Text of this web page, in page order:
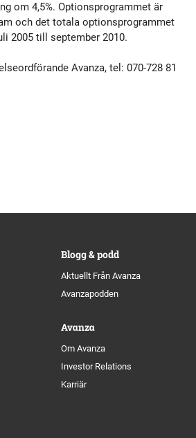
om 4,5%. Optionsprogrammet är
och det totala optionsprogrammet
2005 till september 2010.
Avanza, tel: 070-728 81
Blogg & podd
Aktuellt Från Avanza
Avanzapodden
Avanza
Om Avanza
Investor Relations
Karriär